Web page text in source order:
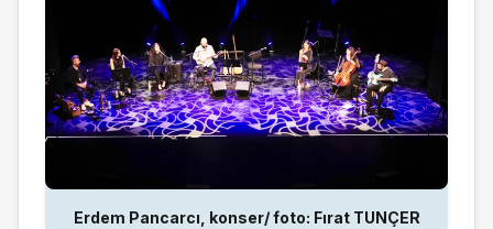
Erdem Pancarcı, konser/ foto: Fırat TUNÇER